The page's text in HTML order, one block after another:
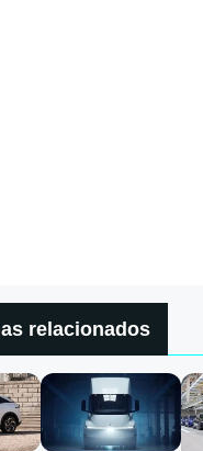
relacionados